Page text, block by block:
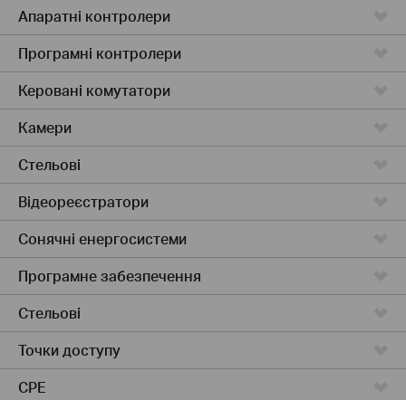
Апаратні контролери
Програмні контролери
Керовані комутатори
Камери
Стельові
Відеореєстратори
Сонячні енергосистеми
Програмне забезпечення
Стельові
Точки доступу
CPE